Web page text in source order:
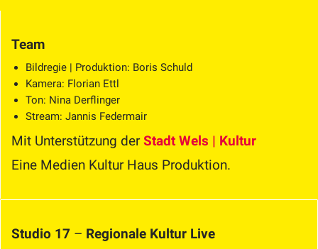
Team
Bildregie | Produktion: Boris Schuld
Kamera: Florian Ettl
Ton: Nina Derflinger
Stream: Jannis Federmair
Mit Unterstützung derStadt Wels | Kultur
Eine Medien Kultur Haus Produktion.
Studio 17 – Regionale Kultur Live